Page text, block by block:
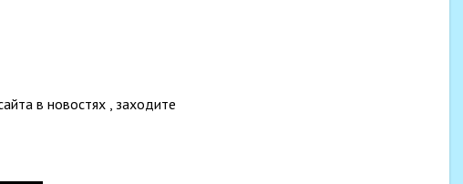
в новостях , заходите